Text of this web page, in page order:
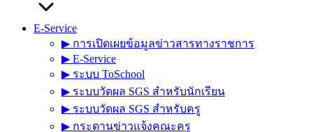
E-Service
▶︎ การเปิดเผยข้อมูลข่าวสารทางราชการ
▶︎ E-Service
▶︎ ระบบ ToSchool
▶︎ ระบบวัดผล SGS สำหรับนักเรียน
▶︎ ระบบวัดผล SGS สำหรับครู
▶︎ กระดานข่าวแจ้งคณะครู